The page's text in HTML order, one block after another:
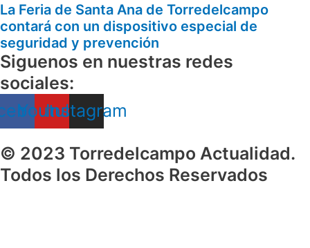
La Feria de Santa Ana de Torredelcampo
contará con un dispositivo especial de
seguridad y prevención
Siguenos en nuestras redes
sociales:
Youtube
Instagram
© 2023 Torredelcampo Actualidad.
Todos los Derechos Reservados